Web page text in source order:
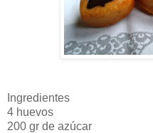
Ingredientes
4 huevos
200 gr de azúcar